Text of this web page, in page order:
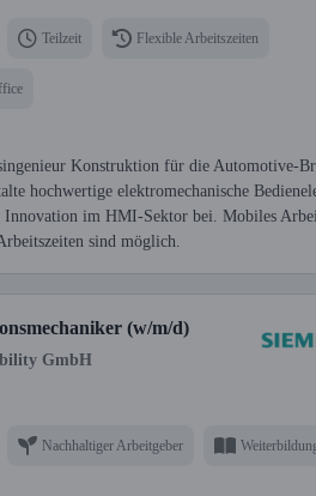
Teilzeit Flexible Arbeitszeiten
Konstruktion für die Automotive-
hochwertige elektromechanische
Innovation im HMI-Sektor bei. Mobiles
sind möglich.
(w/m/d)
GmbH
Nachhaltiger Arbeitgeber